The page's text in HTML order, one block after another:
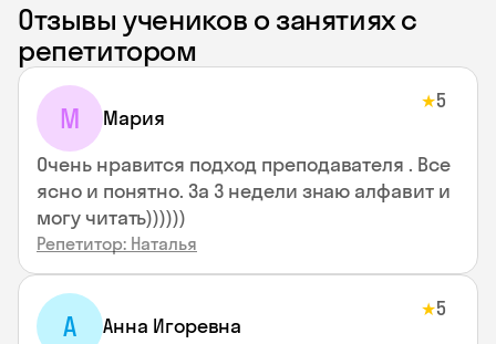
Отзывы учеников о занятиях с
репетитором
М Мария
★5
Очень нравится подход преподавателя . Все
ясно и понятно. За 3 недели знаю алфавит и
могу читать))))))
Репетитор: Наталья
А Анна Игоревна
★5